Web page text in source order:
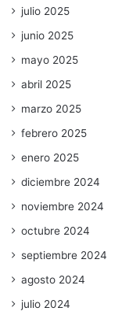
julio 2025
junio 2025
mayo 2025
abril 2025
marzo 2025
febrero 2025
enero 2025
diciembre 2024
noviembre 2024
octubre 2024
septiembre 2024
agosto 2024
julio 2024